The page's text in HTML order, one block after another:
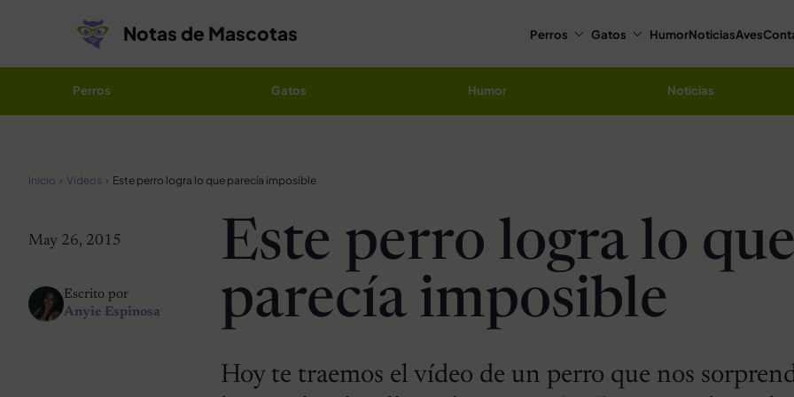
Notas de Mascotas Perros Gatos HumorNoticiasAves
Perros Gatos Humor Noticias
Inicio Videos Este perro logra lo que parecía imposible
May 26, 2015
Escrito por
Anyie Espinosa
Este perro logra lo que
parecía imposible
Hoy te traemos el vídeo de un perro que nos